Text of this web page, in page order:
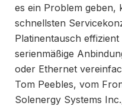
es ein Problem geben,
schnellsten
Platinentausch
serienmäßige
oder Ethernet
Tom Peebles, vom
Solenergy Systems